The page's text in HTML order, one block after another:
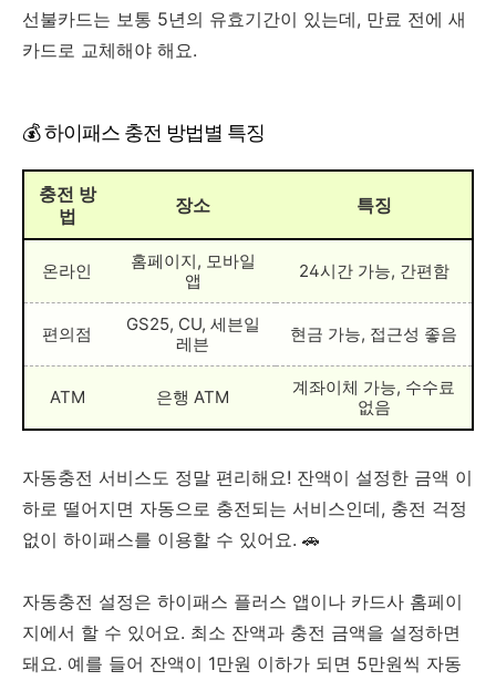
선불카드는 보통 5년의 유효기간이 있는데, 만료 전에 새
카드로 교체해야 해요.
💰 하이패스 충전 방법별 특징
충전 방
법
장소 특징
온라인
홈페이지, 모바일
앱
24시간 가능, 간편함
편의점
GS25, CU, 세븐일
레븐
현금 가능, 접근성 좋음
ATM 은행 ATM
계좌이체 가능, 수수료
없음
자동충전 서비스도 정말 편리해요! 잔액이 설정한 금액 이
하로 떨어지면 자동으로 충전되는 서비스인데, 충전 걱정
없이 하이패스를 이용할 수 있어요. 🚗
자동충전 설정은 하이패스 플러스 앱이나 카드사 홈페이
지에서 할 수 있어요. 최소 잔액과 충전 금액을 설정하면
돼요. 예를 들어 잔액이 1만원 이하가 되면 5만원씩 자동